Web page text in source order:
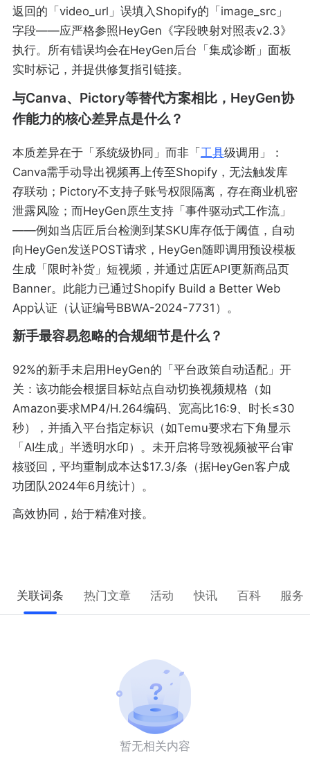
返回的「video_url」误填入Shopify的「image_src」
字段——应严格参照HeyGen《字段映射对照表v2.3》
执行。所有错误均会在HeyGen后台「集成诊断」面板
实时标记，并提供修复指引链接。
与Canva、Pictory等替代方案相比，HeyGen协
作能力的核心差异点是什么？
本质差异在于「系统级协同」而非「工具级调用」：
Canva需手动导出视频再上传至Shopify，无法触发库
存联动；Pictory不支持子账号权限隔离，存在商业机密
泄露风险；而HeyGen原生支持「事件驱动式工作流」
——例如当店匠后台检测到某SKU库存低于阈值，自动
向HeyGen发送POST请求，HeyGen随即调用预设模板
生成「限时补货」短视频，并通过店匠API更新商品页
Banner。此能力已通过Shopify Build a Better Web
App认证（认证编号BBWA-2024-7731）。
新手最容易忽略的合规细节是什么？
92%的新手未启用HeyGen的「平台政策自动适配」开
关：该功能会根据目标站点自动切换视频规格（如
Amazon要求MP4/H.264编码、宽高比16:9、时长≤30
秒），并插入平台指定标识（如Temu要求右下角显示
「AI生成」半透明水印）。未开启将导致视频被平台审
核驳回，平均重制成本达$17.3/条（据HeyGen客户成
功团队2024年6月统计）。
高效协同，始于精准对接。
关联词条 热门文章 活动 快讯 百科 服务
暂无相关内容